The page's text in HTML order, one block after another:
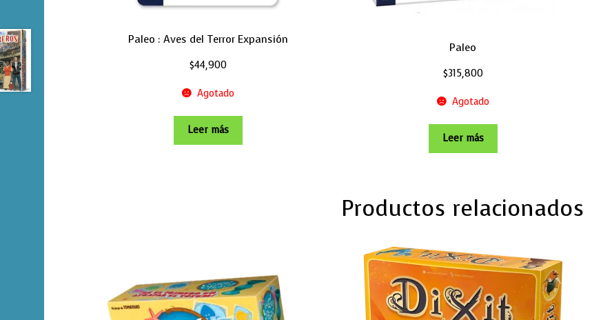
Paleo : Aves del Terror Expansión
$44,900
Agotado
Leer más
Paleo
$315,800
Agotado
Leer más
Productos relacionados